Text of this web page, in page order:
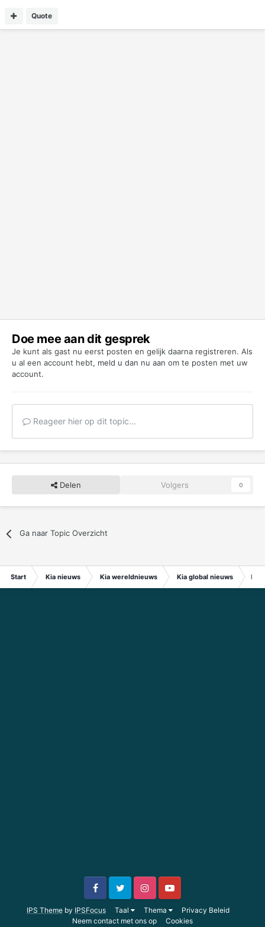
Quote
Doe mee aan dit gesprek
Je kunt als gast nu eerst posten en gelijk daarna registreren. Als
u al een account hebt, meld u dan nu aan om te posten met uw
account.
Reageer hier op dit topic...
Delen Volgers 0
Ga naar Topic Overzicht
Start Kia nieuws Kia wereldnieuws Kia global nieuws Kia
IPS Theme by IPSFocus Taal Thema
Privacy Beleid
Neem contact met ons op
Cookies